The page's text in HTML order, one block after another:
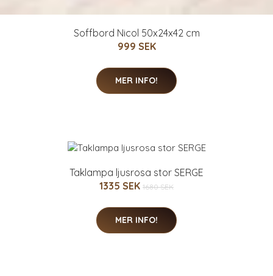
Soffbord Nicol 50x24x42 cm
999 SEK
MER INFO!
Taklampa ljusrosa stor SERGE
1335 SEK 1680 SEK
MER INFO!